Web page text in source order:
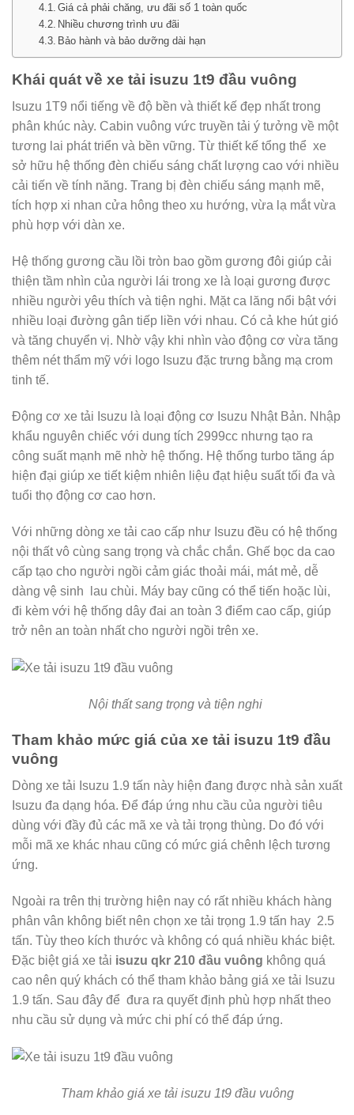
Giá cả phải chăng, ưu đãi số 1 toàn quốc
Nhiều chương trình ưu đãi
Bảo hành và bảo dưỡng dài hạn
Khái quát về xe tải isuzu 1t9 đầu vuông
Isuzu 1T9 nổi tiếng về độ bền và thiết kế đẹp nhất trong
phân khúc này. Cabin vuông vức truyền tải ý tưởng về một
tương lai phát triển và bền vững. Từ thiết kế tổng thể xe
sở hữu hệ thống đèn chiếu sáng chất lượng cao với nhiều
cải tiến về tính năng. Trang bị đèn chiếu sáng mạnh mẽ,
tích hợp xi nhan cửa hông theo xu hướng, vừa lạ mắt vừa
phù hợp với dàn xe.
Hệ thống gương cầu lồi tròn bao gồm gương đôi giúp cải
thiện tầm nhìn của người lái trong xe là loại gương được
nhiều người yêu thích và tiện nghi. Mặt ca lăng nổi bật với
nhiều loại đường gân tiếp liền với nhau. Có cả khe hút gió
và tăng chuyển vị. Nhờ vậy khi nhìn vào động cơ vừa tăng
thêm nét thẩm mỹ với logo Isuzu đặc trưng bằng mạ crom
tinh tế.
Động cơ xe tải Isuzu là loại động cơ Isuzu Nhật Bản. Nhập
khẩu nguyên chiếc với dung tích 2999cc nhưng tạo ra
công suất mạnh mẽ nhờ hệ thống. Hệ thống turbo tăng áp
hiện đại giúp xe tiết kiệm nhiên liệu đạt hiệu suất tối đa và
tuổi thọ động cơ cao hơn.
Với những dòng xe tải cao cấp như Isuzu đều có hệ thống
nội thất vô cùng sang trọng và chắc chắn. Ghế bọc da cao
cấp tạo cho người ngồi cảm giác thoải mái, mát mẻ, dễ
dàng vệ sinh lau chùi. Máy bay cũng có thể tiến hoặc lùi,
đi kèm với hệ thống dây đai an toàn 3 điểm cao cấp, giúp
trở nên an toàn nhất cho người ngồi trên xe.
Nội thất sang trọng và tiện nghi
Tham khảo mức giá của xe tải isuzu 1t9 đầu
vuông
Dòng xe tải Isuzu 1.9 tấn này hiện đang được nhà sản xuất
Isuzu đa dạng hóa. Để đáp ứng nhu cầu của người tiêu
dùng với đầy đủ các mã xe và tải trọng thùng. Do đó với
mỗi mã xe khác nhau cũng có mức giá chênh lệch tương
ứng.
Ngoài ra trên thị trường hiện nay có rất nhiều khách hàng
phân vân không biết nên chọn xe tải trọng 1.9 tấn hay 2.5
tấn. Tùy theo kích thước và không có quá nhiều khác biệt.
Đặc biệt giá xe tải isuzu qkr 210 đầu vuông không quá
cao nên quý khách có thể tham khảo bảng giá xe tải Isuzu
1.9 tấn. Sau đây để đưa ra quyết định phù hợp nhất theo
nhu cầu sử dụng và mức chi phí có thể đáp ứng.
Tham khảo giá xe tải isuzu 1t9 đầu vuông